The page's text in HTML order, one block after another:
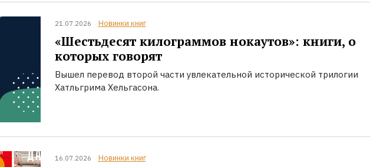
21.07.2026 Новинки книг
«Шестьдесят килограммов нокаутов»: книги, о
которых говорят
Вышел перевод второй части увлекательной исторической трилогии
Хатльгрима Хельгасона.
16.07.2026 Новинки книг